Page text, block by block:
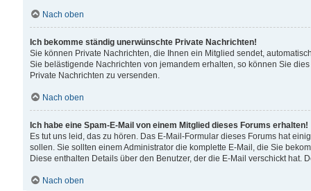
Nach oben
Ich bekomme ständig unerwünschte Private Nachrichten!
Sie können Private Nachrichten, die Ihnen ein Mitglied sendet,
Sie belästigende Nachrichten von jemandem erhalten, so können Sie
Private Nachrichten zu versenden.
Nach oben
Ich habe eine Spam-E-Mail von einem Mitglied dieses Forums erhalten!
Es tut uns leid, das zu hören. Das E-Mail-Formular dieses Forums hat
sollen. Sie sollten einem Administrator die komplette E-Mail, die Sie
Diese enthalten Details über den Benutzer, der die E-Mail verschickt hat.
Nach oben